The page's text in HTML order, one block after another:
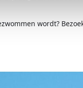
wordt?